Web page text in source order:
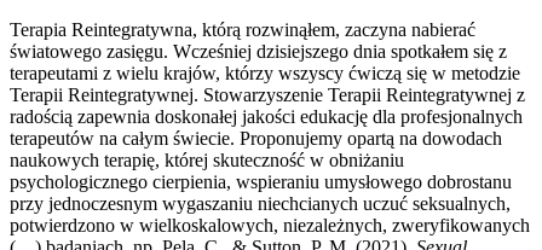
Terapia Reintegratywna, którą rozwinąłem, zaczyna nabierać
światowego zasięgu. Wcześniej dzisiejszego dnia spotkałem się z
terapeutami z wielu krajów, którzy wszyscy ćwiczą się w metodzie
Terapii Reintegratywnej. Stowarzyszenie Terapii Reintegratywnej z
radością zapewnia doskonałej jakości edukację dla profesjonalnych
terapeutów na całym świecie. Proponujemy opartą na dowodach
naukowych terapię, której skuteczność w obniżaniu
psychologicznego cierpienia, wspieraniu umysłowego dobrostanu
przy jednoczesnym wygaszaniu niechcianych uczuć seksualnych,
potwierdzono w wielkoskalowych, niezależnych, zweryfikowanych